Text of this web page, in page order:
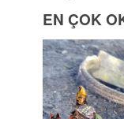
EN ÇOK